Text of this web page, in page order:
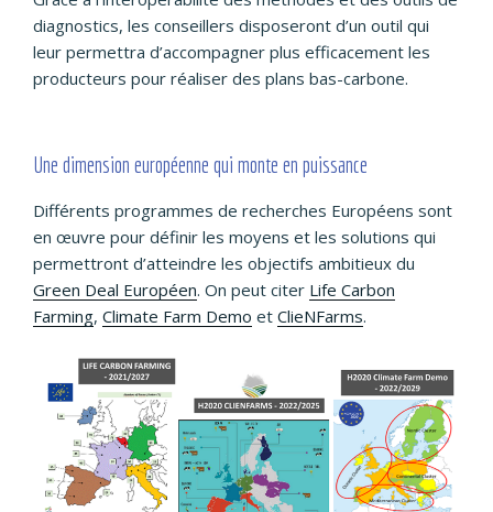
diagnostics, les conseillers disposeront d’un outil qui
leur permettra d’accompagner plus efficacement les
producteurs pour réaliser des plans bas-carbone.
Une dimension européenne qui monte en puissance
Différents programmes de recherches Européens sont
en œuvre pour définir les moyens et les solutions qui
permettront d’atteindre les objectifs ambitieux du
Green Deal Européen. On peut citer Life Carbon
Farming, Climate Farm Demo et ClieNFarms.